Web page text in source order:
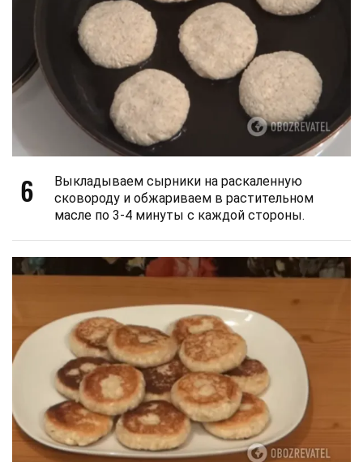
6
Выкладываем сырники на раскаленную
сковороду и обжариваем в растительном
масле по 3-4 минуты с каждой стороны.